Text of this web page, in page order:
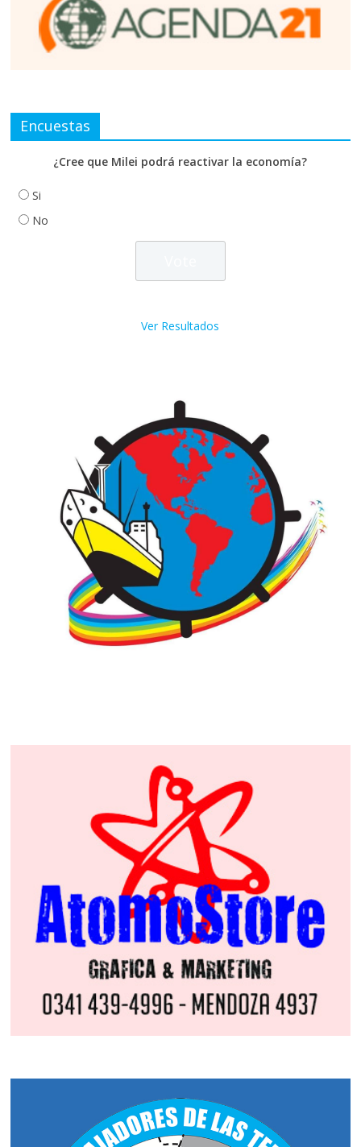
Encuestas
¿Cree que Milei podrá reactivar la economía?
Si
No
Ver Resultados